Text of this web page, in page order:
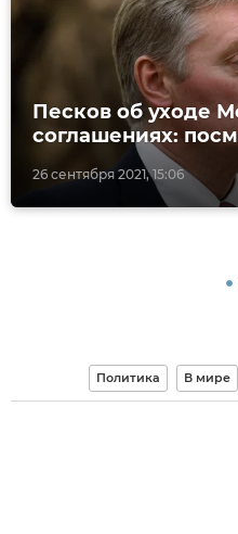
26 сентября 2021, 15:06
Песков об уходе
соглашениях:
Политика В мире